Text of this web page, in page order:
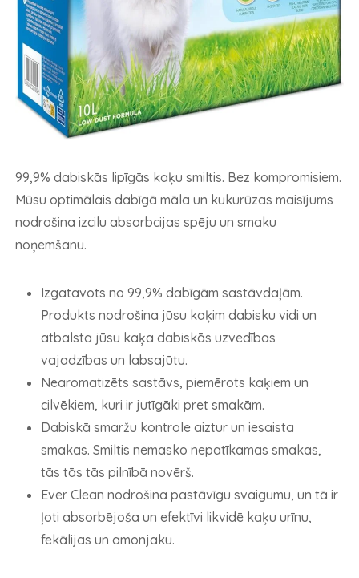
99,9% dabiskās lipīgās kaķu smiltis. Bez kompromisiem.
Mūsu optimālais dabīgā māla un kukurūzas maisījums
nodrošina izcilu absorbcijas spēju un smaku
noņemšanu.
Izgatavots no 99,9% dabīgām sastāvdaļām.
Produkts nodrošina jūsu kaķim dabisku vidi un
atbalsta jūsu kaķa dabiskās uzvedības
vajadzības un labsajūtu.
Nearomatizēts sastāvs, piemērots kaķiem un
cilvēkiem, kuri ir jutīgāki pret smakām.
Dabiskā smaržu kontrole aiztur un iesaista
smakas. Smiltis nemasko nepatīkamas smakas,
tās tās tās pilnībā novērš.
Ever Clean nodrošina pastāvīgu svaigumu, un tā ir
ļoti absorbējoša un efektīvi likvidē kaķu urīnu,
fekālijas un amonjaku.